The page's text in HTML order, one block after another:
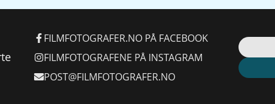
FILMFOTOGRAFER.NO PÅ FACEBOOK
FILMFOTOGRAFENE PÅ INSTAGRAM
POST@FILMFOTOGRAFER.NO